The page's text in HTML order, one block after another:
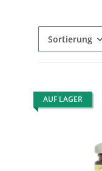
Sortierung
AUF LAGER